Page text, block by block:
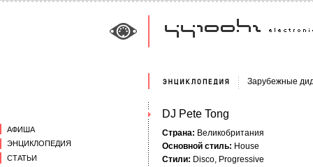
АФИША
ЭНЦИКЛОПЕДИЯ
СТАТЬИ
Зарубежные
DJ Pete Tong
Страна: Великобритания
Основной стиль: House
Стили: Disco, Progressive